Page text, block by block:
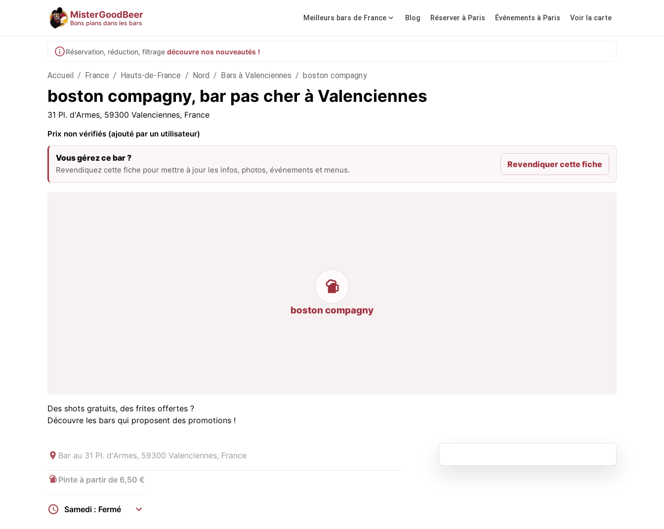
MisterGoodBeer
Bons plans dans les bars
Meilleurs bars de France Blog Réserver à Paris Événements à Paris Voir la carte
Réservation, réduction, filtrage découvre nos nouveautés !
Accueil / France / Hauts-de-France / Nord / Bars à Valenciennes / boston compagny
boston compagny, bar pas cher à Valenciennes
31 Pl. d'Armes, 59300 Valenciennes, France
Prix non vérifiés (ajouté par un utilisateur)
Vous gérez ce bar ?
Revendiquez cette fiche pour mettre à jour les infos, photos, événements et menus.
Revendiquer cette fiche
boston compagny
Des shots gratuits, des frites offertes ?
Découvre les bars qui proposent des promotions !
Bar au 31 Pl. d'Armes, 59300 Valenciennes, France
Pinte à partir de 6,50 €
Samedi : Fermé